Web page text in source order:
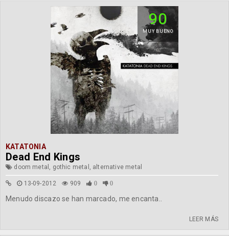
90
MUY BUENO
KATATONIA
Dead End Kings
doom metal, gothic metal, alternative metal
13-09-2012 909 0 0
Menudo discazo se han marcado, me encanta..
LEER MÁS